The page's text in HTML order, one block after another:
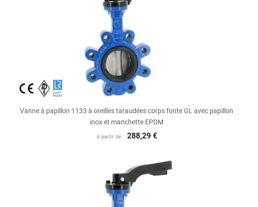
Aperçu rapide
Vanne à papillon 1133 à oreilles taraudées corps fonte GL avec papillon
inox et manchette EPDM
A partir de 288,29 €